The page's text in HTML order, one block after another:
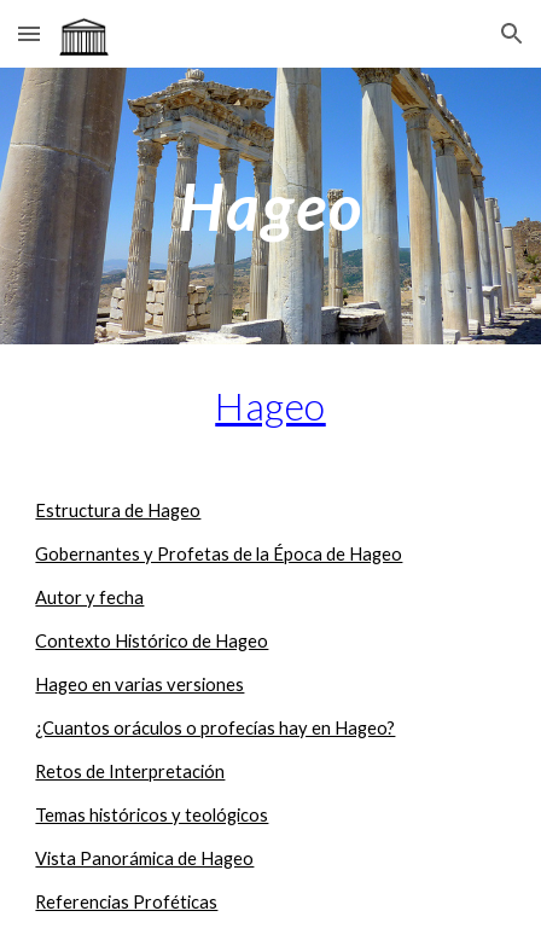
Skip to main content Skip to navigation
Hageo
Hageo
Estructura de Hageo
Gobernantes y Profetas de la Época de Hageo
Autor y fecha
Contexto Histórico de Hageo
Hageo en varias versiones
¿Cuantos oráculos o profecías hay en Hageo?
Retos de Interpretación
Temas históricos y teológicos
Vista Panorámica de Hageo
Referencias Proféticas